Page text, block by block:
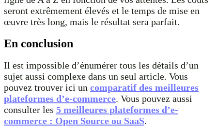
seront extrêmement élevés et le temps de mise en
œuvre très long, mais le résultat sera parfait.
En conclusion
Il est impossible d’énumérer tous les détails d’un
sujet aussi complexe dans un seul article. Vous
pouvez trouver ici un comparatif des meilleures
plateformes d’e-commerce. Vous pouvez aussi
consulter les 5 meilleures plateformes d’e-
commerce : Open Source ou SaaS.